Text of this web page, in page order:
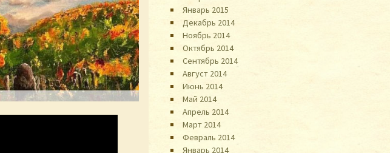
Январь 2015
Декабрь 2014
Ноябрь 2014
Октябрь 2014
Сентябрь 2014
Август 2014
Июнь 2014
Май 2014
Апрель 2014
Март 2014
Февраль 2014
Январь 2014